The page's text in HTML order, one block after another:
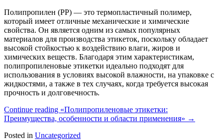
Полипропилен (PP) — это термопластичный полимер,
который имеет отличные механические и химические
свойства. Он является одним из самых популярных
материалов для производства этикеток, поскольку обладает
высокой стойкостью к воздействию влаги, жиров и
химических веществ. Благодаря этим характеристикам,
полипропиленовые этикетки идеально подходят для
использования в условиях высокой влажности, на упаковке с
жидкостями, а также в тех случаях, когда требуется высокая
прочность и долговечность.
Continue reading «Полипропиленовые этикетки:
Преимущества, особенности и области применения» →
Posted in Uncategorized